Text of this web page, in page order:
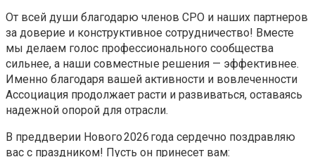
От всей души благодарю членов СРО и наших партнеров
за доверие и конструктивное сотрудничество! Вместе
мы делаем голос профессионального сообщества
сильнее, а наши совместные решения — эффективнее.
Именно благодаря вашей активности и вовлеченности
Ассоциация продолжает расти и развиваться, оставаясь
надежной опорой для отрасли.
В преддверии Нового 2026 года сердечно поздравляю
вас с праздником! Пусть он принесет вам: